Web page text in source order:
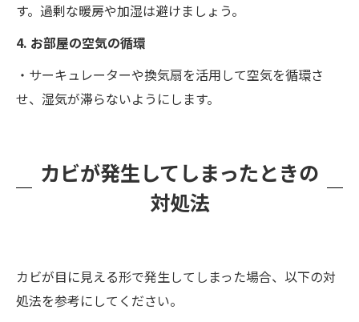
す。過剰な暖房や加湿は避けましょう。
4. お部屋の空気の循環
・サーキュレーターや換気扇を活用して空気を循環さ
せ、湿気が滞らないようにします。
カビが発生してしまったときの
対処法
カビが目に見える形で発生してしまった場合、以下の対
処法を参考にしてください。